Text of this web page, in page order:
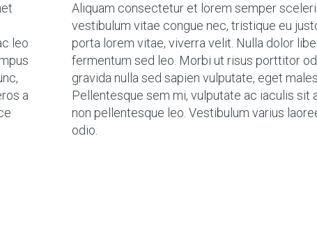
leo
a
Aliquam consectetur et lorem semper
vestibulum vitae congue nec, tristique eu
porta lorem vitae, viverra velit. Nulla dolor
fermentum sed leo. Morbi ut risus porttitor
gravida nulla sed sapien vulputate, eget
Pellentesque sem mi, vulputate ac iaculis sit
non pellentesque leo. Vestibulum varius
odio.